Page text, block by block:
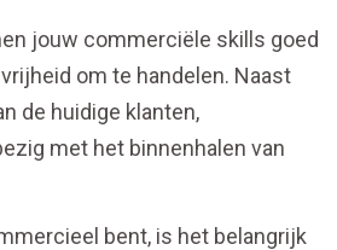
jouw commerciële skills goed
om te handelen. Naast
de huidige klanten,
met het binnenhalen van
bent, is het belangrijk